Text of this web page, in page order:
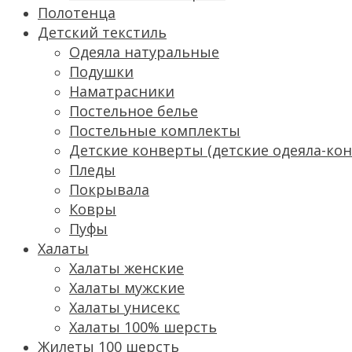
Полотенца
Детский текстиль
Одеяла натуральные
Подушки
Наматрасники
Постельное белье
Постельные комплекты
Детские конверты (детские одеяла-
Пледы
Покрывала
Ковры
Пуфы
Халаты
Халаты женские
Халаты мужские
Халаты унисекс
Халаты 100% шерсть
Жилеты 100 шерсть